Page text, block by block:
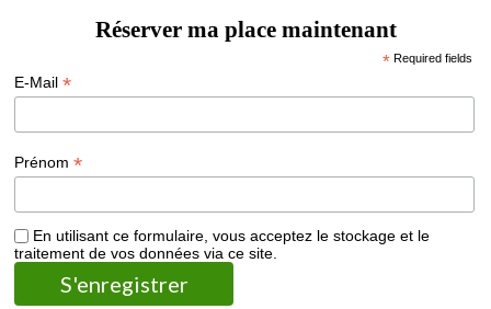
Réserver ma place maintenant
*Required fields
E-Mail*
Prénom*
En utilisant ce formulaire, vous acceptez le stockage et le
traitement de vos données via ce site.